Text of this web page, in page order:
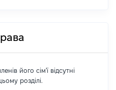
його сім'ї відсутні
розділі.